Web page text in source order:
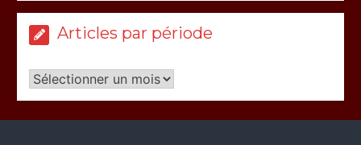
Articles par période
Articles
par
période